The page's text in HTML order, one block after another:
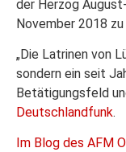
der Herzog
November 2018
„Die Latrinen von
sondern ein seit
Betätigungsfeld
Deutschlandfunk.
Im Blog des AFM